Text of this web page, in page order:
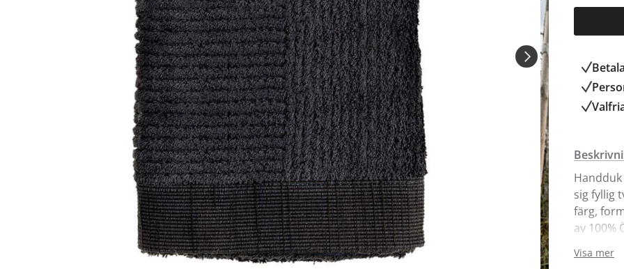
sig fyllig
färg,
av 100%
Visa mer